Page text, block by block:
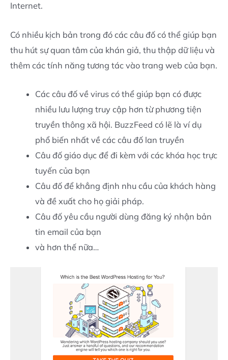
Internet.
Có nhiều kịch bản trong đó các câu đố có thể giúp bạn
thu hút sự quan tâm của khán giả, thu thập dữ liệu và
thêm các tính năng tương tác vào trang web của bạn.
Các câu đố về virus có thể giúp bạn có được
nhiều lưu lượng truy cập hơn từ phương tiện
truyền thông xã hội. BuzzFeed có lẽ là ví dụ
phổ biến nhất về các câu đố lan truyền
Câu đố giáo dục để đi kèm với các khóa học trực
tuyến của bạn
Câu đố để khẳng định nhu cầu của khách hàng
và đề xuất cho họ giải pháp.
Câu đố yêu cầu người dùng đăng ký nhận bản
tin email của bạn
và hơn thế nữa…